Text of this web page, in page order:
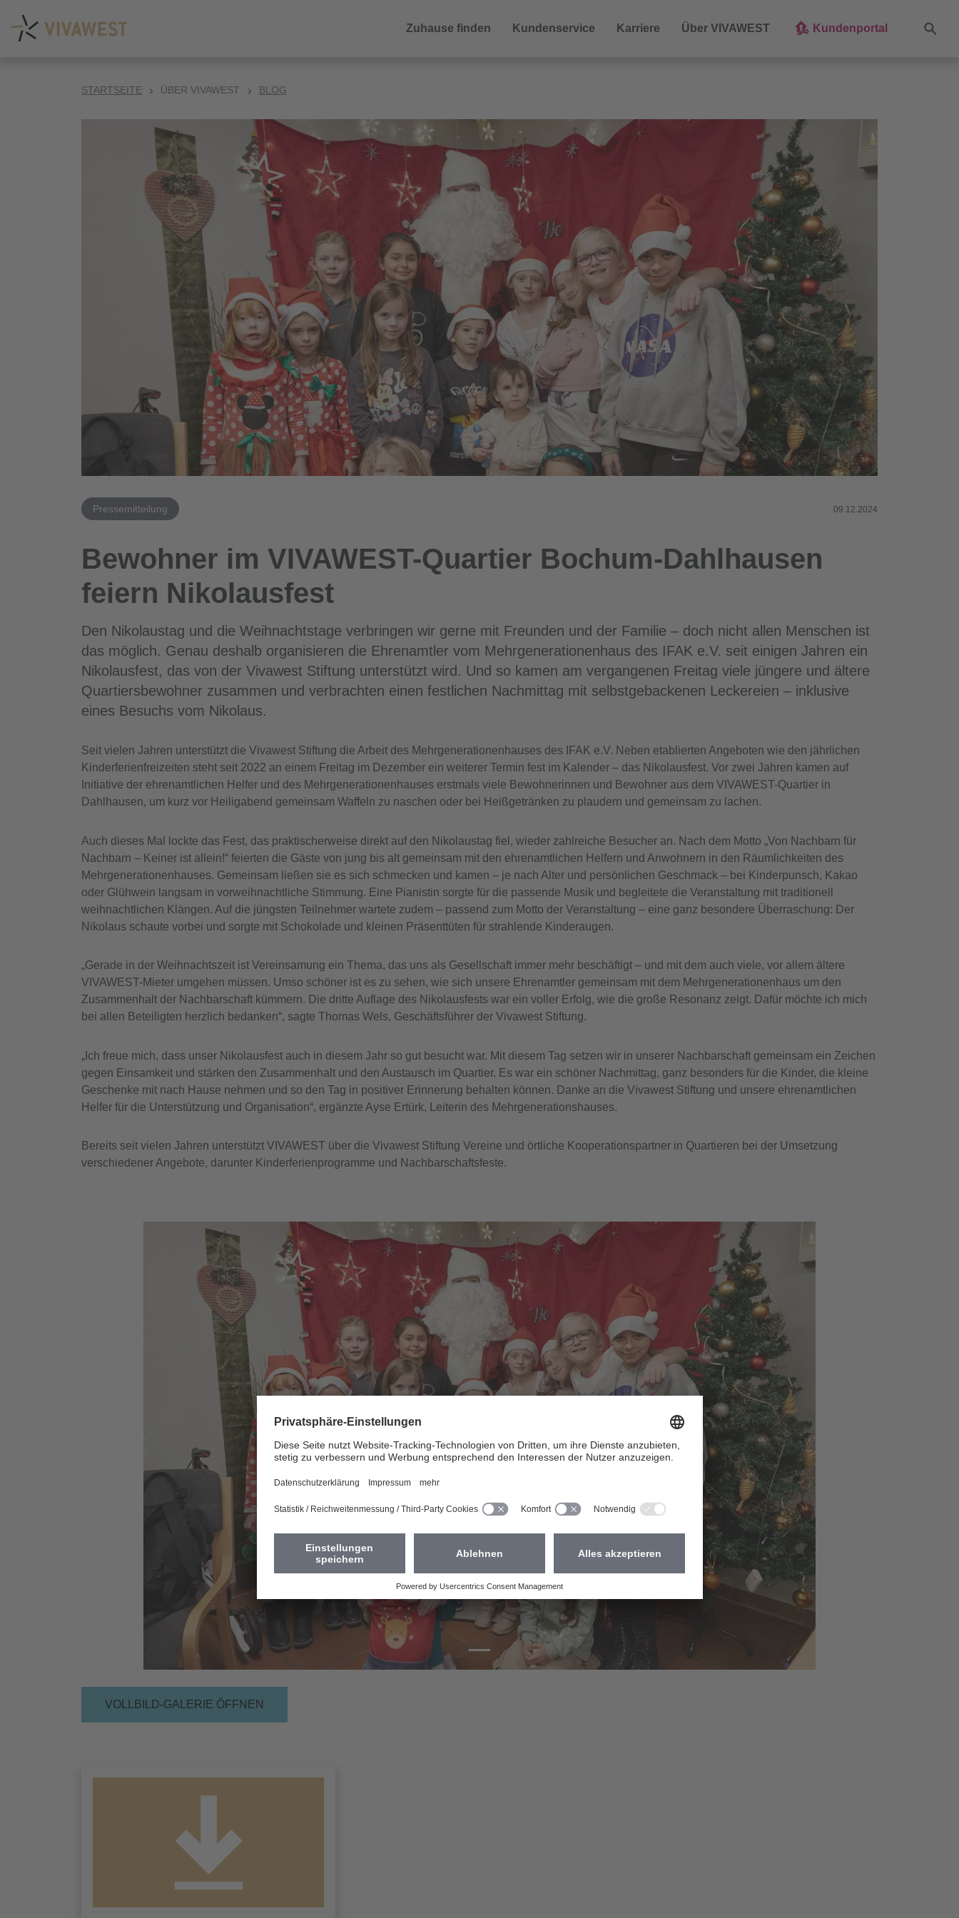
Zuhause finden Kundenservice Karriere Über VIVAWEST Kundenportal
STARTSEITE ÜBER VIVAWEST BLOG
Pressemitteilung 09.12.2024
Bewohner im VIVAWEST-Quartier Bochum-Dahlhausen
feiern Nikolausfest
Den Nikolaustag und die Weihnachtstage verbringen wir gerne mit Freunden und der Familie – doch nicht allen Menschen ist
das möglich. Genau deshalb organisieren die Ehrenamtler vom Mehrgenerationenhaus des IFAK e.V. seit einigen Jahren ein
Nikolausfest, das von der Vivawest Stiftung unterstützt wird. Und so kamen am vergangenen Freitag viele jüngere und ältere
Quartiersbewohner zusammen und verbrachten einen festlichen Nachmittag mit selbstgebackenen Leckereien – inklusive
eines Besuchs vom Nikolaus.
Seit vielen Jahren unterstützt die Vivawest Stiftung die Arbeit des Mehrgenerationenhauses des IFAK e.V. Neben etablierten Angeboten wie den jährlichen
Kinderferienfreizeiten steht seit 2022 an einem Freitag im Dezember ein weiterer Termin fest im Kalender – das Nikolausfest. Vor zwei Jahren kamen auf
Initiative der ehrenamtlichen Helfer und des Mehrgenerationenhauses erstmals viele Bewohnerinnen und Bewohner aus dem VIVAWEST-Quartier in
Dahlhausen, um kurz vor Heiligabend gemeinsam Waffeln zu naschen oder bei Heißgetränken zu plaudern und gemeinsam zu lachen.
Auch dieses Mal lockte das Fest, das praktischerweise direkt auf den Nikolaustag fiel, wieder zahlreiche Besucher an. Nach dem Motto „Von Nachbarn für
Nachbarn – Keiner ist allein!“ feierten die Gäste von jung bis alt gemeinsam mit den ehrenamtlichen Helfern und Anwohnern in den Räumlichkeiten des
Mehrgenerationenhauses. Gemeinsam ließen sie es sich schmecken und kamen – je nach Alter und persönlichen Geschmack – bei Kinderpunsch, Kakao
oder Glühwein langsam in vorweihnachtliche Stimmung. Eine Pianistin sorgte für die passende Musik und begleitete die Veranstaltung mit traditionell
weihnachtlichen Klängen. Auf die jüngsten Teilnehmer wartete zudem – passend zum Motto der Veranstaltung – eine ganz besondere Überraschung: Der
Nikolaus schaute vorbei und sorgte mit Schokolade und kleinen Präsenttüten für strahlende Kinderaugen.
„Gerade in der Weihnachtszeit ist Vereinsamung ein Thema, das uns als Gesellschaft immer mehr beschäftigt – und mit dem auch viele, vor allem ältere
VIVAWEST-Mieter umgehen müssen. Umso schöner ist es zu sehen, wie sich unsere Ehrenamtler gemeinsam mit dem Mehrgenerationenhaus um den
Zusammenhalt der Nachbarschaft kümmern. Die dritte Auflage des Nikolausfests war ein voller Erfolg, wie die große Resonanz zeigt. Dafür möchte ich mich
bei allen Beteiligten herzlich bedanken“, sagte Thomas Wels, Geschäftsführer der Vivawest Stiftung.
„Ich freue mich, dass unser Nikolausfest auch in diesem Jahr so gut besucht war. Mit diesem Tag setzen wir in unserer Nachbarschaft gemeinsam ein Zeichen
gegen Einsamkeit und stärken den Zusammenhalt und den Austausch im Quartier. Es war ein schöner Nachmittag, ganz besonders für die Kinder, die kleine
Geschenke mit nach Hause nehmen und so den Tag in positiver Erinnerung behalten können. Danke an die Vivawest Stiftung und unsere ehrenamtlichen
Helfer für die Unterstützung und Organisation“, ergänzte Ayse Ertürk, Leiterin des Mehrgenerationshauses.
Bereits seit vielen Jahren unterstützt VIVAWEST über die Vivawest Stiftung Vereine und örtliche Kooperationspartner in Quartieren bei der Umsetzung
verschiedener Angebote, darunter Kinderferienprogramme und Nachbarschaftsfeste.
VOLLBILD-GALERIE ÖFFNEN